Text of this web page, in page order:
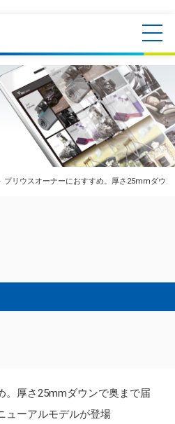
プリウスオーナーにおすすめ。厚さ25mmダウ
。厚さ25mmダウンで奥まで届
ューアルモデルが登場